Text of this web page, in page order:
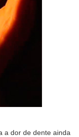
a dor de dente ainda